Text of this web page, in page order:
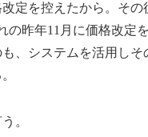
定を控えたから。その
の昨年11月に価格改定
、システムを活用しそ
。